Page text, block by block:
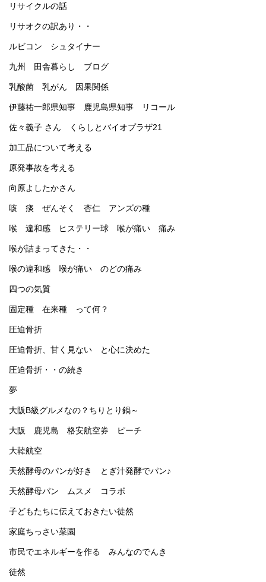
リサイクルの話
リサオクの訳あり・・
ルビコン シュタイナー
九州 田舎暮らし ブログ
乳酸菌 乳がん 因果関係
伊藤祐一郎県知事 鹿児島県知事 リコール
佐々義子 さん くらしとバイオプラザ21
加工品について考える
原発事故を考える
向原よしたかさん
咳 痰 ぜんそく 杏仁 アンズの種
喉 違和感 ヒステリー球 喉が痛い 痛み
喉が詰まってきた・・
喉の違和感 喉が痛い のどの痛み
四つの気質
固定種 在来種 って何？
圧迫骨折
圧迫骨折、甘く見ない と心に決めた
圧迫骨折・・の続き
夢
大阪B級グルメなの？ちりとり鍋～
大阪 鹿児島 格安航空券 ピーチ
大韓航空
天然酵母のパンが好き とぎ汁発酵でパン♪
天然酵母パン ムスメ コラボ
子どもたちに伝えておきたい徒然
家庭ちっさい菜園
市民でエネルギーを作る みんなのでんき
徒然